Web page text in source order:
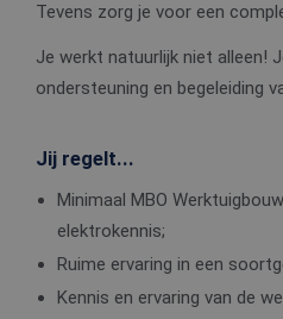
Tevens zorg je voor een
Je werkt natuurlijk niet alleen!
ondersteuning en begeleiding
Jij regelt...
Minimaal MBO
elektrokennis;
Ruime ervaring in een
Kennis en ervaring van de